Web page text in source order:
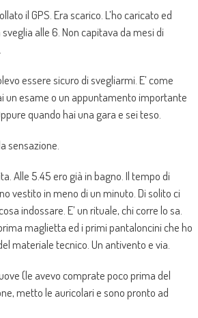
il GPS. Era scarico. L’ho caricato ed
alle 6. Non capitava da mesi di
essere sicuro di svegliarmi. E’ come
un esame o un appuntamento importante
quando hai una gara e sei teso.
sensazione.
Alle 5.45 ero già in bagno. Il tempo di
vestito in meno di un minuto. Di solito ci
indossare. E’ un rituale, chi corre lo sa.
maglietta ed i primi pantaloncini che ho
materiale tecnico. Un antivento e via.
(le avevo comprate poco prima del
metto le auricolari e sono pronto ad